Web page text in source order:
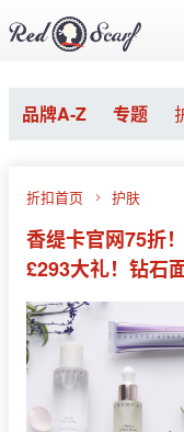
品牌A-Z 专题
折扣首页 护肤
香缇卡官网75折
£293大礼！钻石